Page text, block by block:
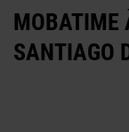
SANTIAGO